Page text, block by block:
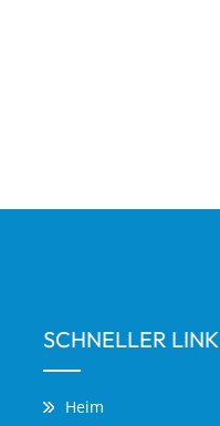
SCHNELLER LINK
Heim